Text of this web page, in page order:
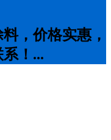
，价格实惠，
！...